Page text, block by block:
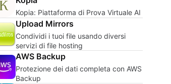
Kopia: Piattaforma di Prova Virtuale AI
Upload Mirrors
Condividi i tuoi file usando diversi
servizi di file hosting
AWS Backup
Protezione dei dati completa con AWS
Backup